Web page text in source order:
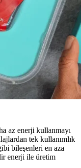
az enerji kullanmayı
tek kullanımlık
bileşenleri en aza
enerji ile üretim